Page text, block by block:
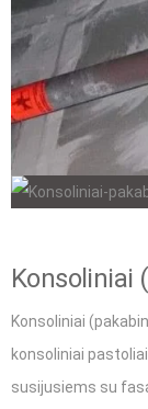
Konsoliniai
Konsoliniai
konsoliniai
susijusiems su